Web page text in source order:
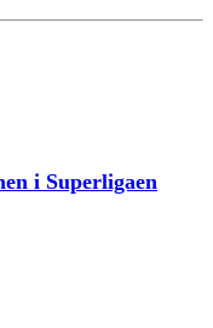
i Superligaen